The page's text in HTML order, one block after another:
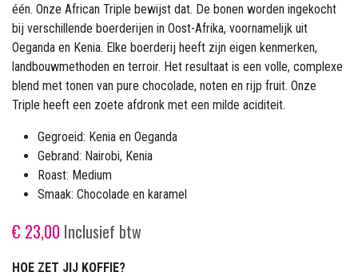
één. Onze African Triple bewijst dat. De bonen worden ingekocht
bij verschillende boerderijen in Oost-Afrika, voornamelijk uit
Oeganda en Kenia. Elke boerderij heeft zijn eigen kenmerken,
landbouwmethoden en terroir. Het resultaat is een volle, complexe
blend met tonen van pure chocolade, noten en rijp fruit. Onze
Triple heeft een zoete afdronk met een milde aciditeit.
Gegroeid: Kenia en Oeganda
Gebrand: Nairobi, Kenia
Roast: Medium
Smaak: Chocolade en karamel
€ 23,00 Inclusief btw
HOE ZET JIJ KOFFIE?